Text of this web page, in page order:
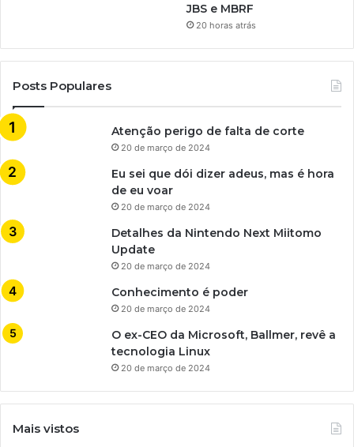
JBS e MBRF
20 horas atrás
Posts Populares
Atenção perigo de falta de corte
20 de março de 2024
Eu sei que dói dizer adeus, mas é hora
de eu voar
20 de março de 2024
Detalhes da Nintendo Next Miitomo
Update
20 de março de 2024
Conhecimento é poder
20 de março de 2024
O ex-CEO da Microsoft, Ballmer, revê a
tecnologia Linux
20 de março de 2024
Mais vistos